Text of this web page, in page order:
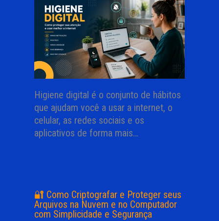
Higiene digital é o conjunto de hábitos
que ajudam você a usar a internet, o
celular, as redes sociais e os
aplicativos de forma mais…
🔐 Como Criptografar e Proteger seus
Arquivos na Nuvem e no Computador
com Simplicidade e Segurança